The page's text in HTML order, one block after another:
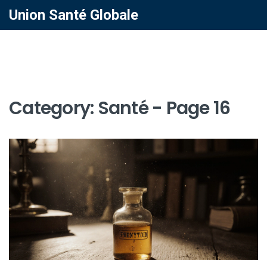
Union Santé Globale
Category: Santé - Page 16